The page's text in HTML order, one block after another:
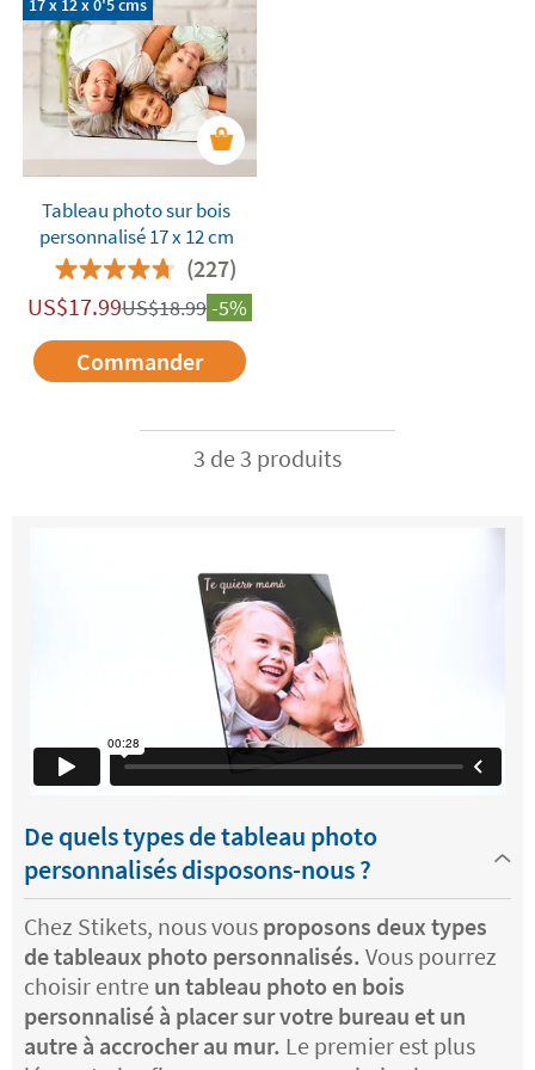
17 x 12 x 0'5 cms
Tableau photo sur bois
personnalisé 17 x 12 cm
(227)
US$17.99US$18.99-5%
Commander
3 de 3 produits
De quels types de tableau photo
personnalisés disposons-nous ?
Chez Stikets, nous vous proposons deux types
de tableaux photo personnalisés. Vous pourrez
choisir entre un tableau photo en bois
personnalisé à placer sur votre bureau et un
autre à accrocher au mur. Le premier est plus